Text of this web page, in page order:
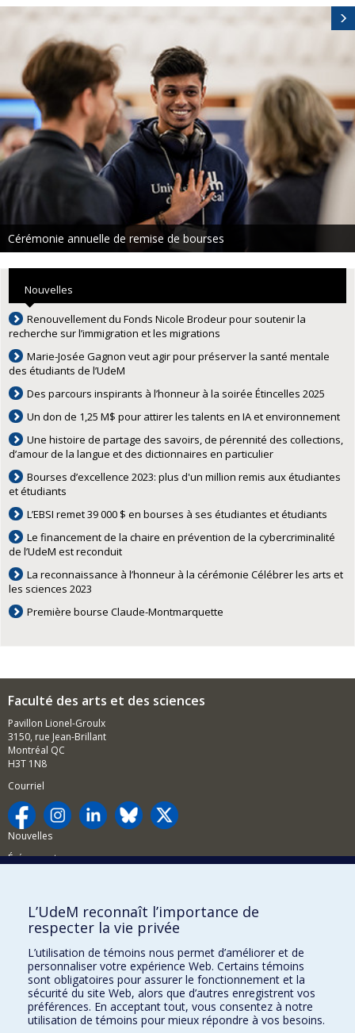
Cérémonie annuelle de remise de bourses
Nouvelles
Renouvellement du Fonds Nicole Brodeur pour soutenir la
recherche sur l’immigration et les migrations
Marie-Josée Gagnon veut agir pour préserver la santé mentale
des étudiants de l’UdeM
Des parcours inspirants à l’honneur à la soirée Étincelles 2025
Un don de 1,25 M$ pour attirer les talents en IA et environnement
Une histoire de partage des savoirs, de pérennité des collections,
d’amour de la langue et des dictionnaires en particulier
Bourses d’excellence 2023: plus d'un million remis aux étudiantes
et étudiants
L’EBSI remet 39 000 $ en bourses à ses étudiantes et étudiants
Le financement de la chaire en prévention de la cybercriminalité
de l’UdeM est reconduit
La reconnaissance à l’honneur à la cérémonie Célébrer les arts et
les sciences 2023
Première bourse Claude-Montmarquette
Faculté des arts et des sciences
Pavillon Lionel-Groulx
3150, rue Jean-Brillant
Montréal QC
H3T 1N8
Courriel
Nouvelles
Événements
BESOIN D'AIDE?
Plan du site
Signaler une erreur
Accessibilité
FACULTÉ DES ARTS ET DES SCIENCES
L’UdeM reconnaît l’importance de
respecter la vie privée
L’utilisation de témoins nous permet d’améliorer et de
personnaliser votre expérience Web. Certains témoins
sont obligatoires pour assurer le fonctionnement et la
sécurité du site Web, alors que d’autres enregistrent vos
préférences. En acceptant tout, vous consentez à notre
utilisation de témoins pour mieux répondre à vos besoins.